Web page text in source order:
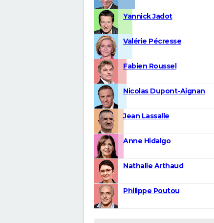
Yannick Jadot
Valérie Pécresse
Fabien Roussel
Nicolas Dupont-Aignan
Jean Lassalle
Anne Hidalgo
Nathalie Arthaud
Philippe Poutou